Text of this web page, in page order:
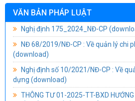
VĂN BẢN PHÁP LUẬT
Nghị định 175_2024_NĐ-CP
NĐ 68/2019/NĐ-CP : Về quản lý chi
(download)
Nghị định số 10/2021/NĐ-CP : Về
dựng (download)
THÔNG TƯ 01-2025-TT-BXD
QUẢN LÝ CHI PHÍ ĐẦU TƯ XÂY DỰNG